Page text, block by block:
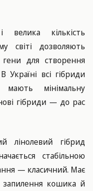
кількість
світі дозволяють
гени для створення
Україні всі гібриди
мінімальну
гібриди — до рас
лінолевий гібрид
стабільною
— класичний. Має
запилення кошика й